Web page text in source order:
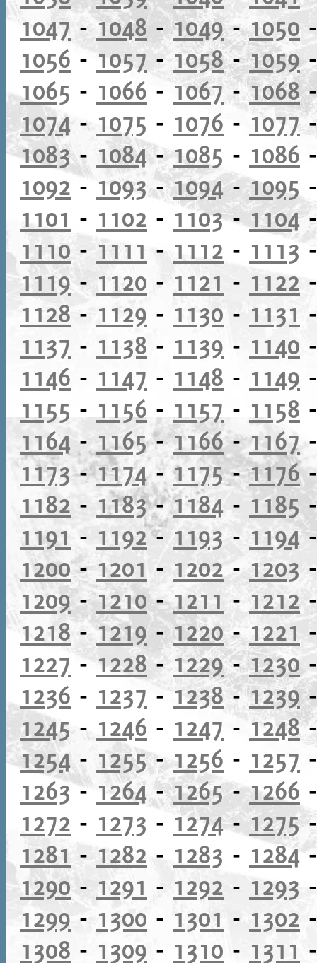
1047 -1048-1049-1050
1056 -1057 -1058-1059
1065 - 1066 -1067-1068
1074- 1075 - 1076 - 1077
1083- 1084-1085 - 1086
1092 - 1093-1094-1095
1101 - 1102 - 1103-1104
1110 -1111 - 1112 - 1113
1119- 1120 - 1121 - 1122
1128 - 1129 - 1130 - 1131
1137 - 1138 - 1139 - 1140
1146 - 1147 - 1148 - 1149
1155 - 1156 - 1157 - 1158
1164 - 1165-1166-1167
1173-1174- 1175-1176
1182 - 1183-1184 - 1185
1191 - 1192-1193-1194
1200-1201 - 1202-1203
1209-1210-1211 -1212
1218-1219-1220-1221
1227 -1228-1229-1230
1236 - 1237 -1238-1239
1245- 1246 - 1247 - 1248
1254- 1255-1256 - 1257
1263- 1264-1265-1266
1272 - 1273 - 1274-1275
1281 -1282 - 1283 - 1284
1290- 1291 - 1292 - 1293
1299 - 1300 - 1301 - 1302
1308 - 1309 - 1310 - 1311